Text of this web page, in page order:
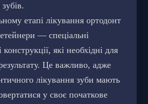
етапі лікування ортодонт
— спеціальні
які необхідні для
Це важливо, адже
лікування зуби мають
у своє початкове